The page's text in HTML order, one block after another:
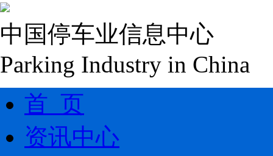
中国停车业信息中心
Parking Industry in China
首 页
资讯中心